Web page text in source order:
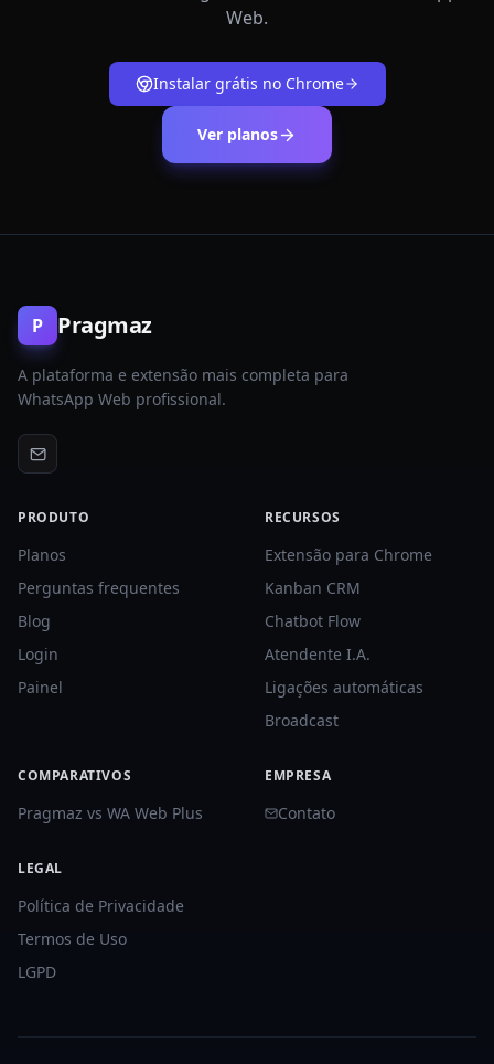
Web.
Instalar grátis no Chrome
Ver planos
P Pragmaz
A plataforma e extensão mais completa para
WhatsApp Web profissional.
PRODUTO
Planos
Perguntas frequentes
Blog
Login
Painel
RECURSOS
Extensão para Chrome
Kanban CRM
Chatbot Flow
Atendente I.A.
Ligações automáticas
Broadcast
COMPARATIVOS
Pragmaz vs WA Web Plus
EMPRESA
Contato
LEGAL
Política de Privacidade
Termos de Uso
LGPD